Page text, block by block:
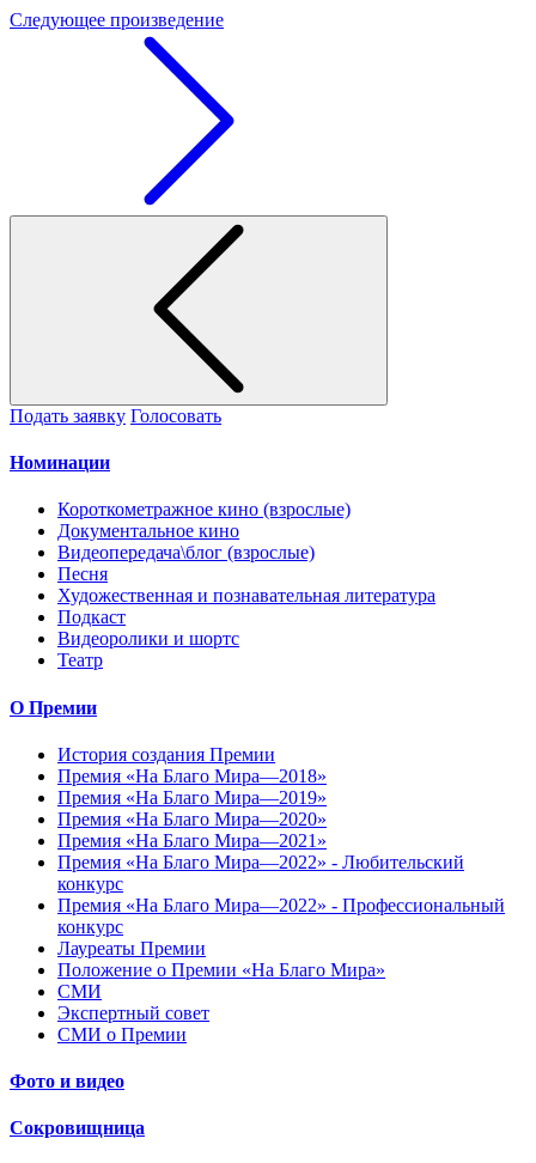
Следующее произведение
Подать заявку Голосовать
Номинации
Короткометражное кино (взрослые)
Документальное кино
Видеопередача\блог (взрослые)
Песня
Художественная и познавательная литература
Подкаст
Видеоролики и шортс
Театр
О Премии
История создания Премии
Премия «На Благо Мира—2018»
Премия «На Благо Мира—2019»
Премия «На Благо Мира—2020»
Премия «На Благо Мира—2021»
Премия «На Благо Мира—2022» - Любительский
конкурс
Премия «На Благо Мира—2022» - Профессиональный
конкурс
Лауреаты Премии
Положение о Премии «На Благо Мира»
СМИ
Экспертный совет
СМИ о Премии
Фото и видео
Сокровищница